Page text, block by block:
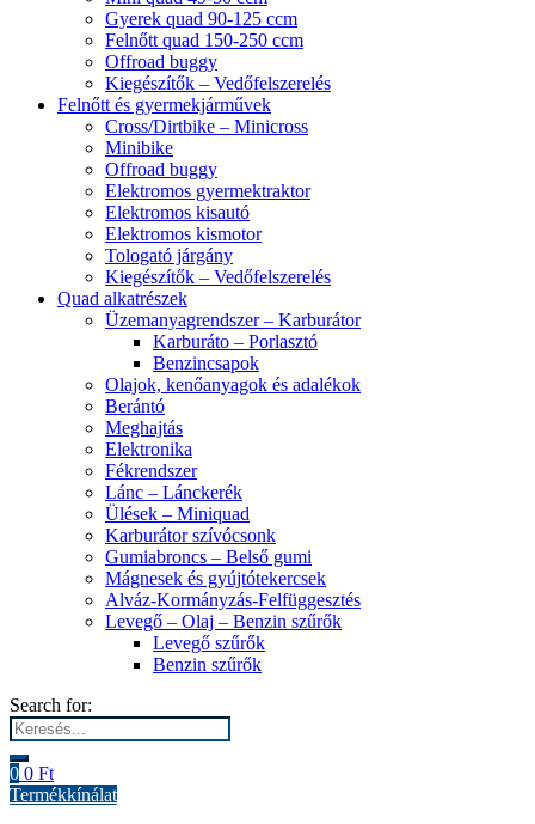
Gyerek quad 90-125 ccm
Felnőtt quad 150-250 ccm
Offroad buggy
Kiegészítők – Vedőfelszerelés
Felnőtt és gyermekjárművek
Cross/Dirtbike – Minicross
Minibike
Offroad buggy
Elektromos gyermektraktor
Elektromos kisautó
Elektromos kismotor
Tologató járgány
Kiegészítők – Vedőfelszerelés
Quad alkatrészek
Üzemanyagrendszer – Karburátor
Karburáto – Porlasztó
Benzincsapok
Olajok, kenőanyagok és adalékok
Berántó
Meghajtás
Elektronika
Fékrendszer
Lánc – Lánckerék
Ülések – Miniquad
Karburátor szívócsonk
Gumiabroncs – Belső gumi
Mágnesek és gyújtótekercsek
Alváz-Kormányzás-Felfüggesztés
Levegő – Olaj – Benzin szűrők
Levegő szűrők
Benzin szűrők
Search for:
0 0 Ft
Termékkínálat